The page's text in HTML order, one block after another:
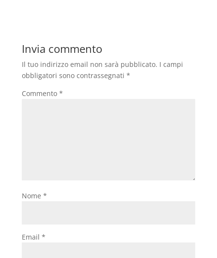
Invia commento
Il tuo indirizzo email non sarà pubblicato. I campi
obbligatori sono contrassegnati *
Commento *
Nome *
Email *